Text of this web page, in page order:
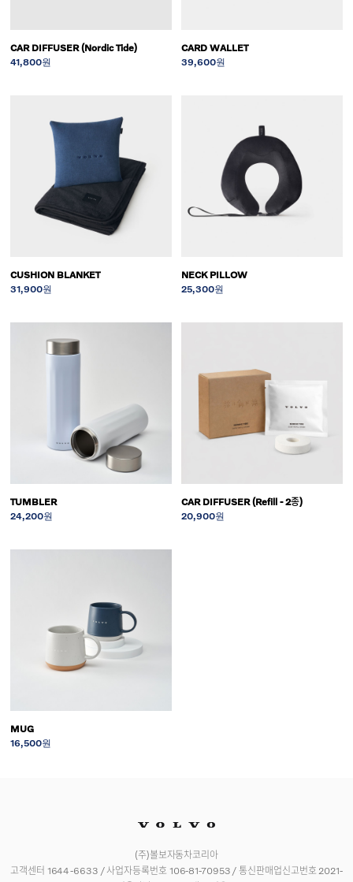
CAR DIFFUSER (Nordic Tide)
41,800원
CARD WALLET
39,600원
CUSHION BLANKET
31,900원
NECK PILLOW
25,300원
TUMBLER
24,200원
CAR DIFFUSER (Refill - 2종)
20,900원
MUG
16,500원
(주)볼보자동차코리아
고객센터 1644-6633 / 사업자등록번호 106-81-70953 / 통신판매업신고번호 2021-